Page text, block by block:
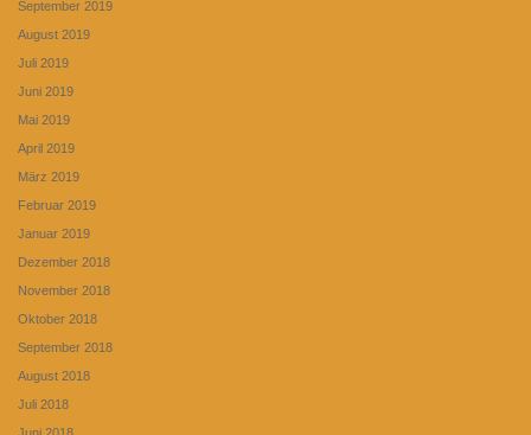
September 2019
August 2019
Juli 2019
Juni 2019
Mai 2019
April 2019
März 2019
Februar 2019
Januar 2019
Dezember 2018
November 2018
Oktober 2018
September 2018
August 2018
Juli 2018